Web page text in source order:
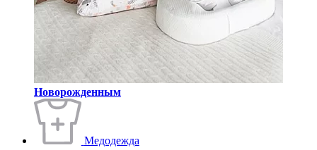
Новорожденным
Медодежда